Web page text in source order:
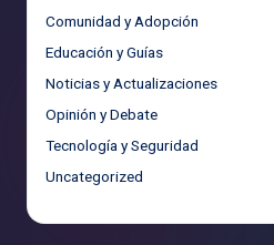
Comunidad y Adopción
Educación y Guías
Noticias y Actualizaciones
Opinión y Debate
Tecnología y Seguridad
Uncategorized